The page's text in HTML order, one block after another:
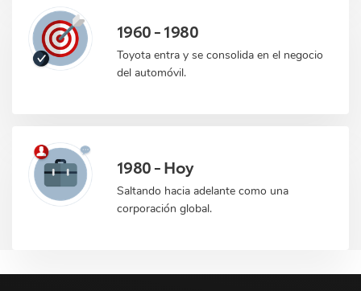
1960 - 1980
Toyota entra y se consolida en el negocio
del automóvil.
1980 - Hoy
Saltando hacia adelante como una
corporación global.